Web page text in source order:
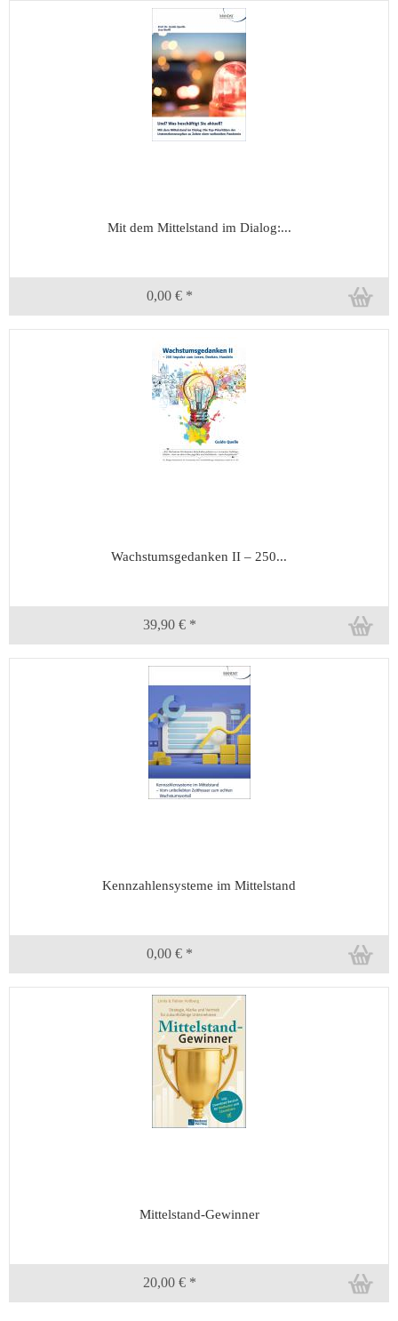
Mit dem Mittelstand im Dialog:...
0,00 € *
Wachstumsgedanken II – 250...
39,90 € *
Kennzahlensysteme im Mittelstand
0,00 € *
Mittelstand-Gewinner
20,00 € *